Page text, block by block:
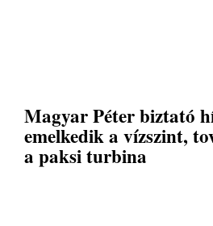
Magyar Péter biztató
emelkedik a vízszint,
a paksi turbina